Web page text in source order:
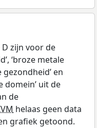
zijn voor de
‘broze metale
gezondheid’ en
domein’ uit de
de
helaas geen data
grafiek getoond.